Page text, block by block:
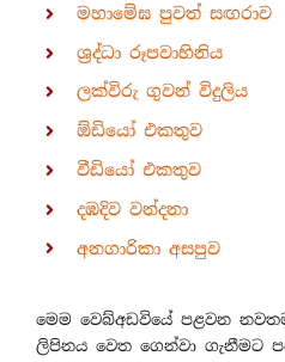
මහාමේඝ පුවත් සඟරාව
ශ්‍රද්ධා රූපවාහිනිය
ලක්විරු ගුවන් විදුලිය
ඕඩියෝ එකතුව
වීඩියෝ එකතුව
දඹදිව වන්දනා
අනගාරිකා අසපුව
මෙම වෙබ්අඩවියේ පළවන
ලිපිනය වෙත ගෙන්වා ගැනීමට